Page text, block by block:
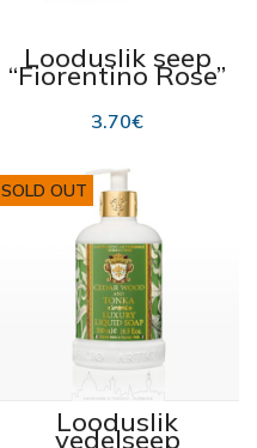
Looduslik seep
“Fiorentino Rose”
125 g
3.70€
SOLD OUT
Looduslik
vedelseep